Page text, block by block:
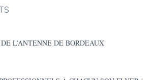
L’ANTENNE DE BORDEAUX